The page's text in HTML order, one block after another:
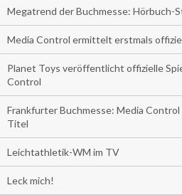
Megatrend der Buchmesse: Hörbuch-
Media Control ermittelt erstmals
Planet Toys veröffentlicht offizielle
Control
Frankfurter Buchmesse: Media
Titel
Leichtathletik-WM im TV
Leck mich!